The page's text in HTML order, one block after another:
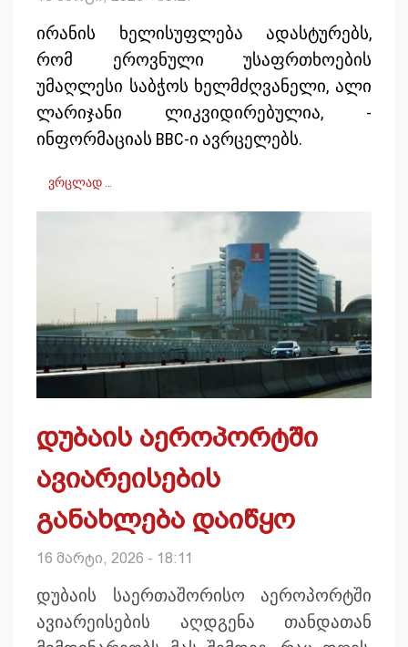
ირანის ხელისუფლება ადასტურებს,
რომ ეროვნული უსაფრთხოების
უმაღლესი საბჭოს ხელმძღვანელი, ალი
ლარიჯანი ლიკვიდირებულია, -
ინფორმაციას BBC-ი ავრცელებს.
ვრცლად …
დუბაის აეროპორტში
ავიარეისების
განახლება დაიწყო
16 მარტი, 2026 - 18:11
დუბაის საერთაშორისო აეროპორტში
ავიარეისების აღდგენა თანდათან